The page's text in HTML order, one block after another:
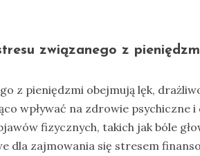
związanego z
z pieniędzmi obejmują lęk,
wpływać na zdrowie psychiczne
fizycznych, takich jak bóle
dla zajmowania się stresem